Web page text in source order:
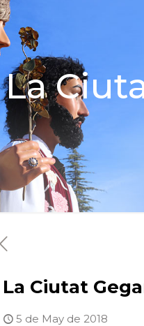
La
La Ciutat
5 de May de 2018